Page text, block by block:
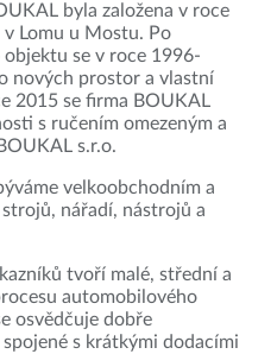
byla založena v roce
Lomu u Mostu. Po
se v roce 1996-
nových prostor a vlastní
2015 se firma BOUKAL
s ručením omezeným a
s.r.o.
velkoobchodním a
nářadí, nástrojů a
tvoří malé, střední a
automobilového
osvědčuje dobře
s krátkými dodacími